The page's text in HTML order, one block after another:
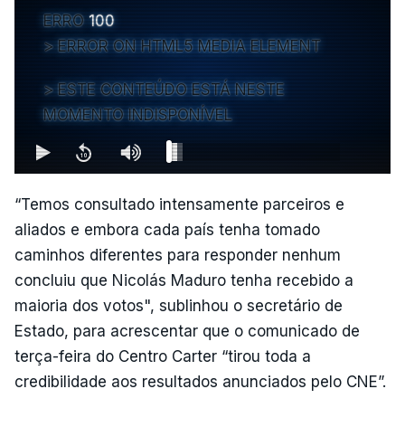
ERRO 100
ERROR ON HTML5 MEDIA ELEMENT
ESTE CONTEÚDO ESTÁ NESTE
MOMENTO INDISPONÍVEL
“Temos consultado intensamente parceiros e
aliados e embora cada país tenha tomado
caminhos diferentes para responder nenhum
concluiu que Nicolás Maduro tenha recebido a
maioria dos votos", sublinhou o secretário de
Estado, para acrescentar que o comunicado de
terça-feira do Centro Carter “tirou toda a
credibilidade aos resultados anunciados pelo CNE”.